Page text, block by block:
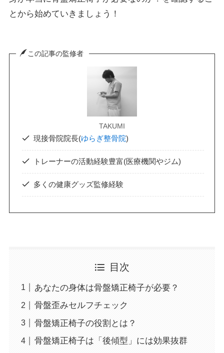
とから始めていきましょう！
この記事の監修者
TAKUMI
現接骨院院長(ゆらぎ整骨院)
トレーナーの活動経験豊富(医療機関やジム)
多くの健康グッズ監修経験
目次
あなたの身体は骨盤矯正椅子が必要？
骨盤歪みセルフチェック
骨盤矯正椅子の役割とは？
骨盤矯正椅子は「後傾型」には効果抜群